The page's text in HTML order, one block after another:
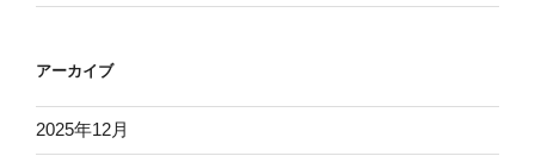
アーカイブ
2025年12月